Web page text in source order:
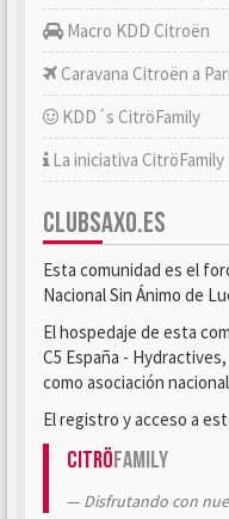
Macro KDD Citroën
Caravana Citroën a
KDD´s CitröFamily
La iniciativa CitröFamily
CLUBSAXO.ES
Esta comunidad es el
Nacional Sin Ánimo de
El hospedaje de esta
C5 España -
como asociación
El registro y acceso a
CitröFamily
Disfrutando con